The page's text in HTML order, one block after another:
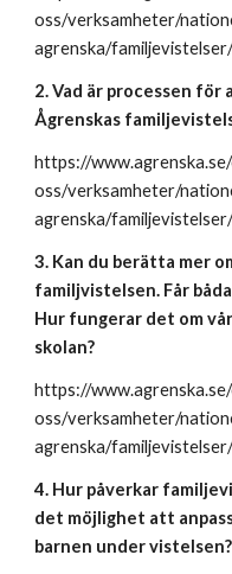
oss/verksamheter/
agrenska/
2. Vad är processen
Ågrenskas
https://
oss/verksamheter/
agrenska/
3. Kan du berätta mer
familjvistelsen. Får
Hur fungerar det om
skolan?
https://
oss/verksamheter/
agrenska/
4. Hur påverkar
det möjlighet att
barnen under vistelsen?